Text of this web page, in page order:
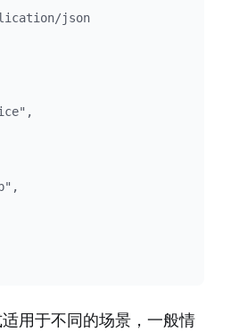
json
用于不同的场景，一般情